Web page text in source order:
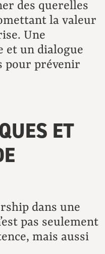
des querelles
la valeur
Une
et un dialogue
pour prévenir
ET
dans une
pas seulement
mais aussi